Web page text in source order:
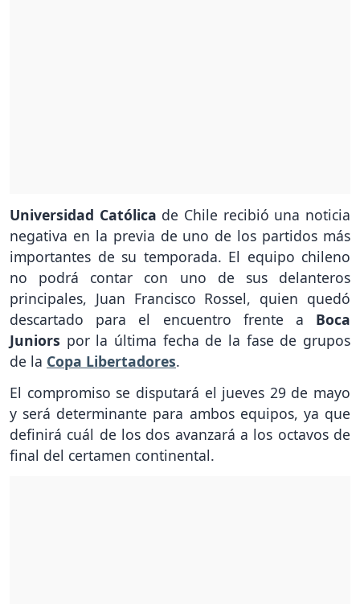
Universidad Católica de Chile recibió una noticia
negativa en la previa de uno de los partidos más
importantes de su temporada. El equipo chileno
no podrá contar con uno de sus delanteros
principales, Juan Francisco Rossel, quien quedó
descartado para el encuentro frente a Boca
Juniors por la última fecha de la fase de grupos
de la Copa Libertadores.
El compromiso se disputará el jueves 29 de mayo
y será determinante para ambos equipos, ya que
definirá cuál de los dos avanzará a los octavos de
final del certamen continental.